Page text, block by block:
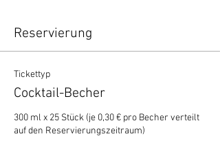
Reservierung
Tickettyp
Cocktail-Becher
300 ml x 25 Stück (je 0,30 € pro Becher verteilt
auf den Reservierungszeitraum)